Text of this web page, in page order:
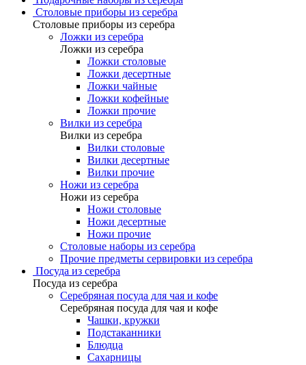
Столовые приборы из серебра
Столовые приборы из серебра
Ложки из серебра
Ложки из серебра
Ложки столовые
Ложки десертные
Ложки чайные
Ложки кофейные
Ложки прочие
Вилки из серебра
Вилки из серебра
Вилки столовые
Вилки десертные
Вилки прочие
Ножи из серебра
Ножи из серебра
Ножи столовые
Ножи десертные
Ножи прочие
Столовые наборы из серебра
Прочие предметы сервировки из серебра
Посуда из серебра
Посуда из серебра
Серебряная посуда для чая и кофе
Серебряная посуда для чая и кофе
Чашки, кружки
Подстаканники
Блюдца
Сахарницы